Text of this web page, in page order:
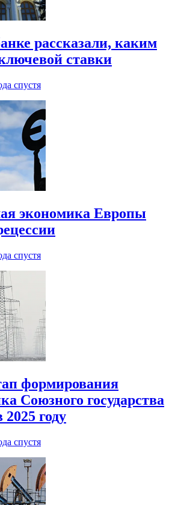
рассказали, каким
ставки
спустя
экономика Европы
спустя
формирования
Союзного государства
2025 году
спустя